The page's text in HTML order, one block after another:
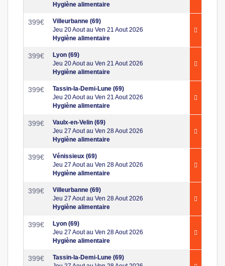
Hygiène alimentaire
399€
Villeurbanne (69)
Jeu 20 Aout au Ven 21 Aout 2026
Hygiène alimentaire
399€
Lyon (69)
Jeu 20 Aout au Ven 21 Aout 2026
Hygiène alimentaire
399€
Tassin-la-Demi-Lune (69)
Jeu 20 Aout au Ven 21 Aout 2026
Hygiène alimentaire
399€
Vaulx-en-Velin (69)
Jeu 27 Aout au Ven 28 Aout 2026
Hygiène alimentaire
399€
Vénissieux (69)
Jeu 27 Aout au Ven 28 Aout 2026
Hygiène alimentaire
399€
Villeurbanne (69)
Jeu 27 Aout au Ven 28 Aout 2026
Hygiène alimentaire
399€
Lyon (69)
Jeu 27 Aout au Ven 28 Aout 2026
Hygiène alimentaire
399€
Tassin-la-Demi-Lune (69)